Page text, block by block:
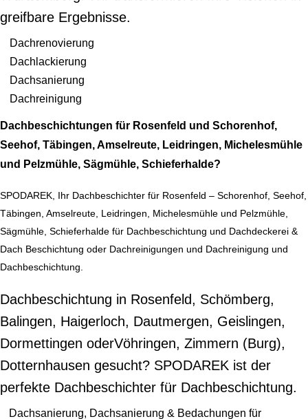
greifbare Ergebnisse.
Dachrenovierung
Dachlackierung
Dachsanierung
Dachreinigung
Dachbeschichtungen für Rosenfeld und Schorenhof,
Seehof, Täbingen, Amselreute, Leidringen, Michelesmühle
und Pelzmühle, Sägmühle, Schieferhalde?
SPODAREK, Ihr Dachbeschichter für Rosenfeld – Schorenhof, Seehof,
Täbingen, Amselreute, Leidringen, Michelesmühle und Pelzmühle,
Sägmühle, Schieferhalde für Dachbeschichtung und Dachdeckerei &
Dach Beschichtung oder Dachreinigungen und Dachreinigung und
Dachbeschichtung.
Dachbeschichtung in Rosenfeld, Schömberg,
Balingen, Haigerloch, Dautmergen, Geislingen,
Dormettingen oderVöhringen, Zimmern (Burg),
Dotternhausen gesucht? SPODAREK ist der
perfekte Dachbeschichter für Dachbeschichtung.
Dachsanierung, Dachsanierung & Bedachungen für